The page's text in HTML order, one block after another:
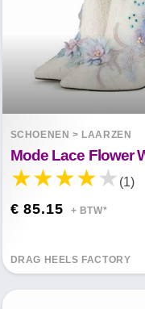
SCHOENEN > LAARZEN
(1)
€ 85.15 + BTW*
DRAG HEELS FACTORY